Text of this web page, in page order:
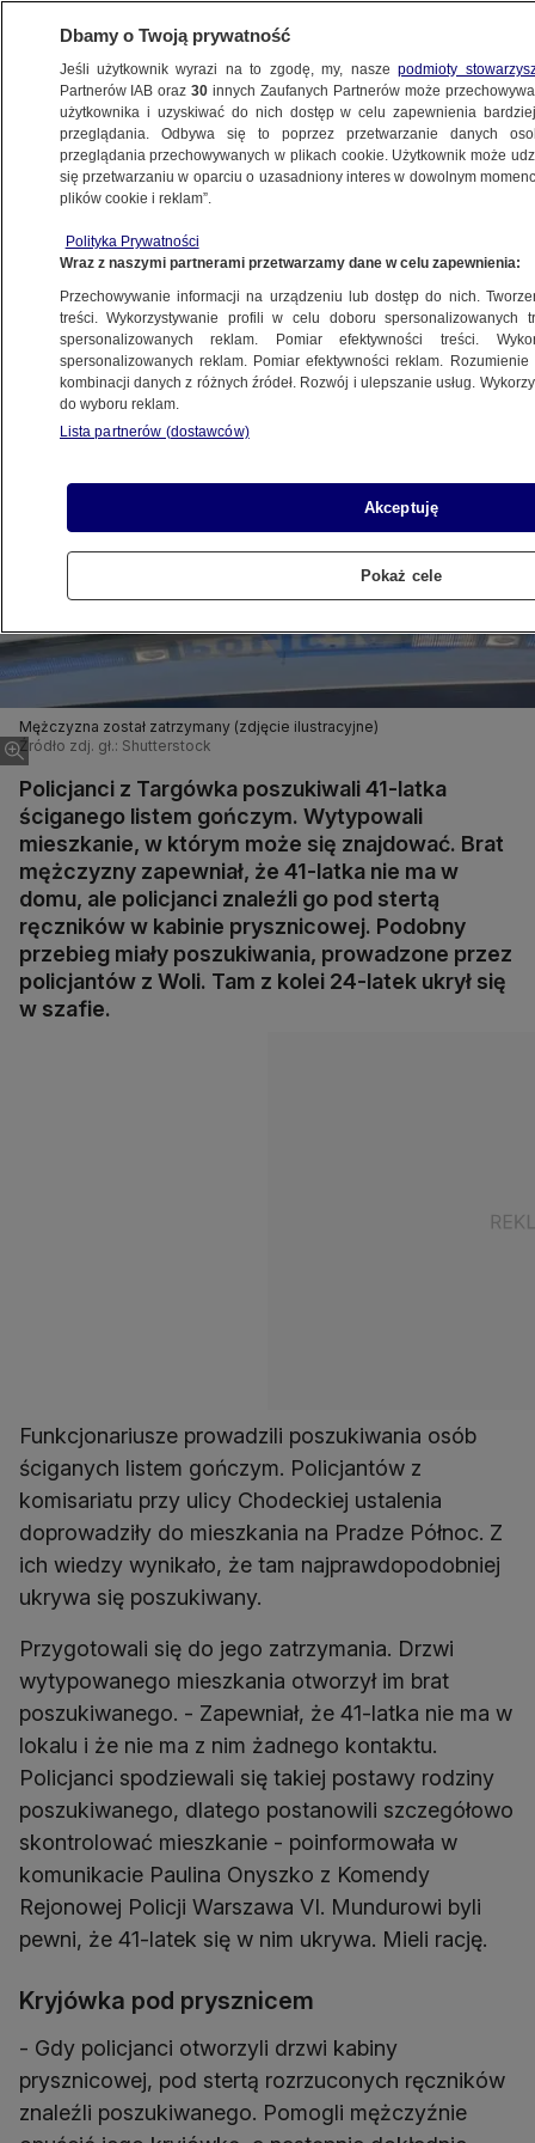
WARSZAWA
NAJNOWSZE
pod ręcznikami. Drugi wybrał szafę
9.03.2023, 12:42Aktualizacja: 9.03.2023, 15:03
Udostępnij
Mężczyzna został zatrzymany (zdjęcie ilustracyjne)
Źródło zdj. gł.: Shutterstock
Policjanci z Targówka poszukiwali 41-latka
ściganego listem gończym. Wytypowali
mieszkanie, w którym może się znajdować. Brat
mężczyzny zapewniał, że 41-latka nie ma w
domu, ale policjanci znaleźli go pod stertą
ręczników w kabinie prysznicowej. Podobny
przebieg miały poszukiwania, prowadzone przez
policjantów z Woli. Tam z kolei 24-latek ukrył się
w szafie.
Funkcjonariusze prowadzili poszukiwania osób
ściganych listem gończym. Policjantów z
komisariatu przy ulicy Chodeckiej ustalenia
doprowadziły do mieszkania na Pradze Północ. Z
ich wiedzy wynikało, że tam najprawdopodobniej
ukrywa się poszukiwany.
Przygotowali się do jego zatrzymania. Drzwi
wytypowanego mieszkania otworzył im brat
poszukiwanego. - Zapewniał, że 41-latka nie ma w
lokalu i że nie ma z nim żadnego kontaktu.
Policjanci spodziewali się takiej postawy rodziny
poszukiwanego, dlatego postanowili szczegółowo
skontrolować mieszkanie - poinformowała w
komunikacie Paulina Onyszko z Komendy
Rejonowej Policji Warszawa VI. Mundurowi byli
pewni, że 41-latek się w nim ukrywa. Mieli rację.
Kryjówka pod prysznicem
- Gdy policjanci otworzyli drzwi kabiny
prysznicowej, pod stertą rozrzuconych ręczników
znaleźli poszukiwanego. Pomogli mężczyźnie
Dbamy o Twoją prywatność
Jeśli użytkownik wyrazi na to zgodę, my, naszepodmioty
Partnerów IAB oraz30 innych Zaufanych Partnerów może
użytkownika i uzyskiwać do nich dostęp w celu zapewnienia
przeglądania. Odbywa się to poprzez przetwarzanie danych
przeglądania przechowywanych w plikach cookie. Użytkownik może
się przetwarzaniu w oparciu o uzasadniony interes w dowolnym
plików cookie i reklam”.
Polityka Prywatności
Wraz z naszymi partnerami przetwarzamy dane w celu zapewnienia:
Przechowywanie informacji na urządzeniu lub dostęp do nich.
treści. Wykorzystywanie profili w celu doboru spersonalizowanych
spersonalizowanych reklam. Pomiar efektywności treści.
spersonalizowanych reklam. Pomiar efektywności reklam.
kombinacji danych z różnych źródeł. Rozwój i ulepszanie usług.
do wyboru reklam.
Lista partnerów (dostawców)
Akceptuję
Pokaż cele